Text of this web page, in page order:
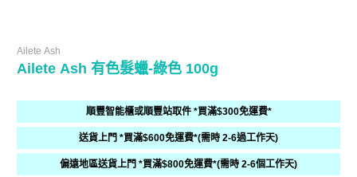
Ailete Ash
Ailete Ash 有色髮蠟-綠色 100g
順豐智能櫃或順豐站取件 *買滿$300免運費*
送貨上門 *買滿$600免運費*(需時 2-6過工作天)
偏遠地區送貨上門 *買滿$800免運費*(需時 2-6個工作天)